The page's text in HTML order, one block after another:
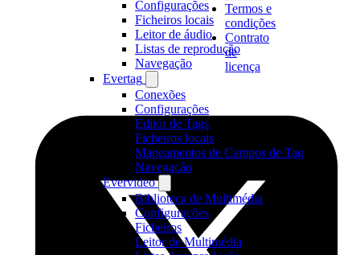
Configurações
Ficheiros locais
Leitor de áudio
Listas de reprodução
Navegação
Evertag
Conexões
Configurações
Editor de Tags
Ficheiros locais
Mapeamentos de Campos de Tag
Navegação
Evervideo
Biblioteca de Multimédia
Configurações
Ficheiros
Leitor de Multimédia
Termos e
condições
Contrato
de
licença